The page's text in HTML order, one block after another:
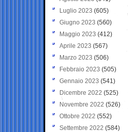
Luglio 2023 (605)
Giugno 2023 (560)
Maggio 2023 (412)
Aprile 2023 (567)
Marzo 2023 (506)
Febbraio 2023 (505)
Gennaio 2023 (541)
Dicembre 2022 (525)
Novembre 2022 (526)
Ottobre 2022 (552)
Settembre 2022 (584)